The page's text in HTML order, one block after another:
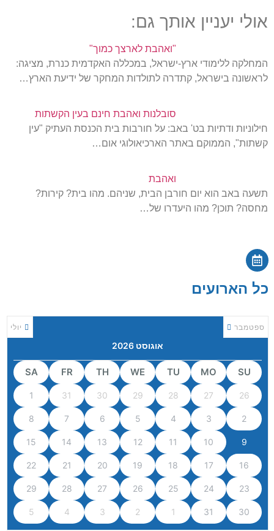
אולי יעניין אותך גם:
"ואהבת לארצך כמוך"
המחלקה ללימודי ארץ-ישראל, במכללה האקדמית כנרת, מציגה:
לראשונה בישראל, קתדרה לתולדות המחקר של ידיעת הארץ…
סובלנות ואהבת חינם בעין הקשתות
חילוניות ודתיות בט' באב: על חורבות בית הכנסת העתיק "עין
קשתות", הממוקם באתר הארכיאולוגי אום…
ואהבת
תשעה באב הוא יום חורבן הבית, שניהם. מהו בית? קירות?
מחסה? תוכן? מהו היעדרו של…
כל הארועים
יולי
אוגוסט 2026
ספטמבר
SU
MO
TU
WE
TH
FR
SA
26
27
28
29
30
31
1
2
3
4
5
6
7
8
9
10
11
12
13
14
15
16
17
18
19
20
21
22
23
24
25
26
27
28
29
30
31
1
2
3
4
5